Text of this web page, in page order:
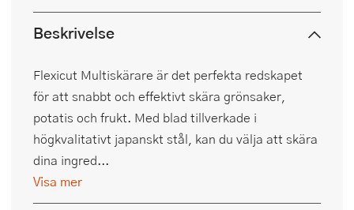
Beskrivelse
Flexicut Multiskärare är det perfekta redskapet
för att snabbt och effektivt skära grönsaker,
potatis och frukt. Med blad tillverkade i
högkvalitativt japanskt stål, kan du välja att skära
dina ingred...
Visa mer